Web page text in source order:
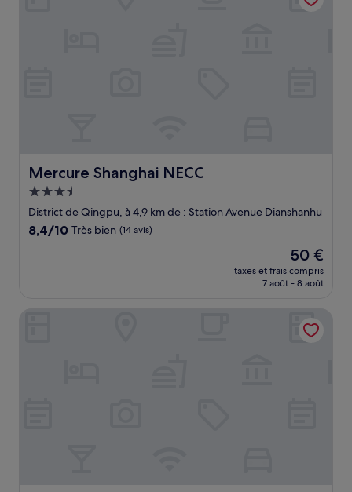
Mercure Shanghai NECC
Mercure Shanghai NECC
Hébergement
3.5 étoiles
District de Qingpu, à 4,9 km de : Station Avenue Dianshanhu
8.4
8,4/10 Très bien (14 avis)
Le
nouveau
prix
de
50 €
50 €
taxes et frais compris
7 août - 8 août